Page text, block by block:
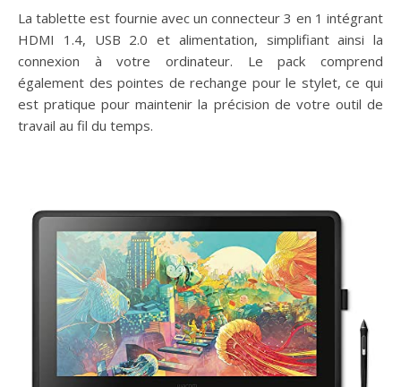
La tablette est fournie avec un connecteur 3 en 1 intégrant
HDMI 1.4, USB 2.0 et alimentation, simplifiant ainsi la
connexion à votre ordinateur. Le pack comprend
également des pointes de rechange pour le stylet, ce qui
est pratique pour maintenir la précision de votre outil de
travail au fil du temps.